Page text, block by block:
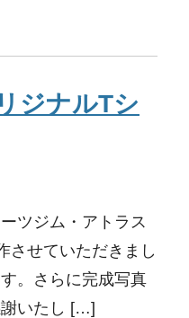
ジナルTシ
ツジム・アトラス
させていただきまし
。さらに完成写真
謝いたし […]